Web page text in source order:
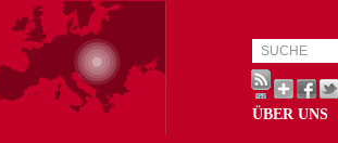
ÜBER UNS